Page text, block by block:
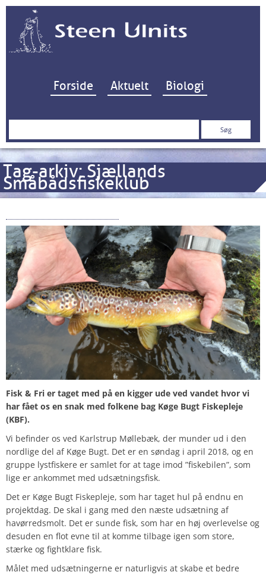
Hop til indhold
Forside Aktuelt Biologi
Søg
Tag-arkiv:Sjællands
Småbådsfiskeklub
Fisk & Fri er taget med på en kigger ude ved vandet hvor vi
har fået os en snak med folkene bag Køge Bugt Fiskepleje
(KBF).
Vi befinder os ved Karlstrup Møllebæk, der munder ud i den
nordlige del af Køge Bugt. Det er en søndag i april 2018, og en
gruppe lystfiskere er samlet for at tage imod ”fiskebilen”, som
lige er ankommet med udsætningsfisk.
Det er Køge Bugt Fiskepleje, som har taget hul på endnu en
projektdag. De skal i gang med den næste udsætning af
havørredsmolt. Det er sunde fisk, som har en høj overlevelse og
desuden en flot evne til at komme tilbage igen som store,
stærke og fightklare fisk.
Målet med udsætningerne er naturligvis at skabe et bedre